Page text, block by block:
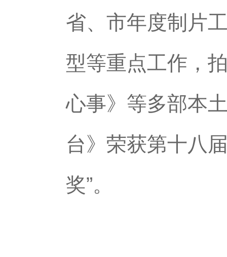
省、市年度制片
型等重点工作，
心事》等多部本
台》荣获第十八
奖”。